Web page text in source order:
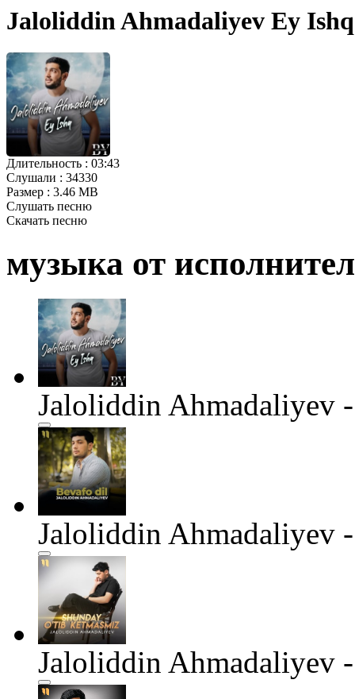
Jaloliddin Ahmadaliyev Ey
Длительность : 03:43
Слушали : 34330
Размер : 3.46 MB
Слушать песню
Скачать песню
музыка от
Jaloliddin Ahmadaliyev
Jaloliddin Ahmadaliyev
Jaloliddin Ahmadaliyev